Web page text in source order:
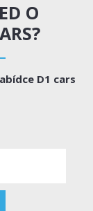
O
D1 cars